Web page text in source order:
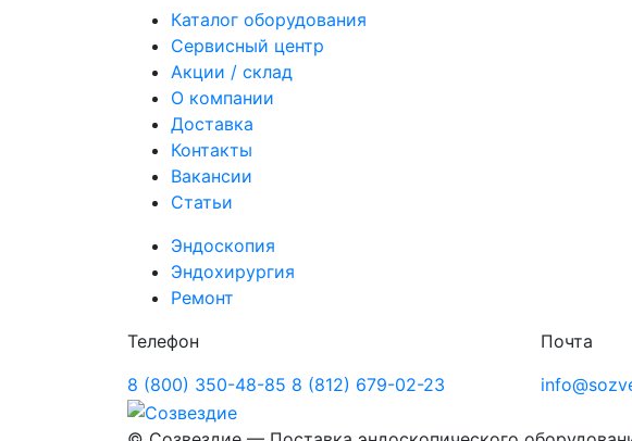
Каталог оборудования
Сервисный центр
Акции / склад
О компании
Доставка
Контакты
Вакансии
Статьи
Эндоскопия
Эндохирургия
Ремонт
Телефон
8 (800) 350-48-85 8 (812) 679-02-23
Почта